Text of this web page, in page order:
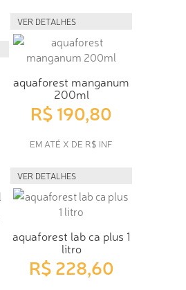
VER DETALHES
aquaforest manganum
200ml
R$ 190,80
EM ATÉ X DE R$ INF
VER DETALHES
aquaforest lab ca plus 1
litro
R$ 228,60